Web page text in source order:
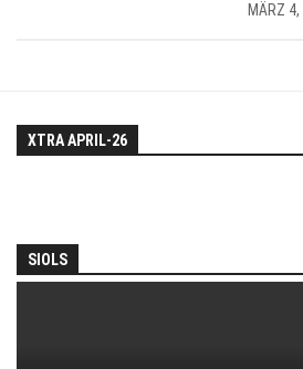
MÄRZ
XTRA APRIL-26
SIOLS